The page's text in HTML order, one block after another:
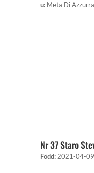
u: Meta Di Azzurra
Nr 37 Staro
Född: 2021-04-09